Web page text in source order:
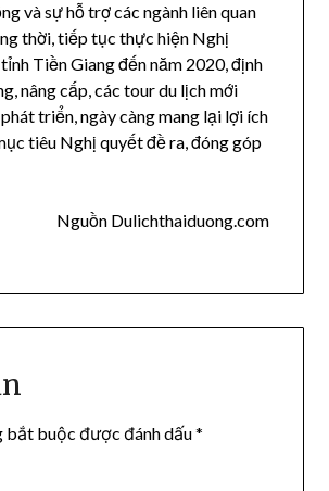
và sự hỗ trợ các ngành liên quan
thời, tiếp tục thực hiện Nghị
Tiền Giang đến năm 2020, định
nâng cấp, các tour du lịch mới
triển, ngày càng mang lại lợi ích
tiêu Nghị quyết đề ra, đóng góp
Nguồn Dulichthaiduong.com
bắt buộc được đánh dấu*